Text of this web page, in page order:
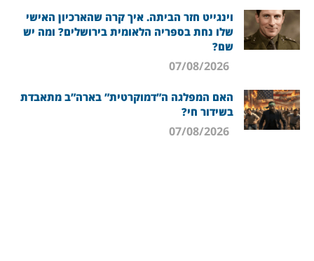
וינגייט חזר הביתה. איך קרה שהארכיון האישי
שלו נחת בספריה הלאומית בירושלים? ומה יש
שם?
האם המפלגה ה”דמוקרטית” בארה”ב מתאבדת
בשידור חי?